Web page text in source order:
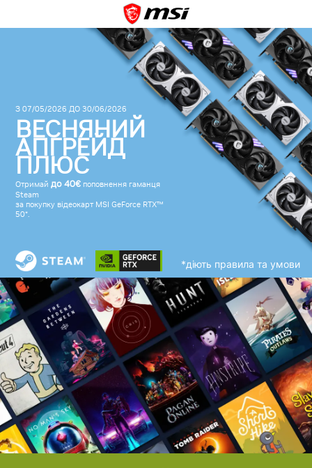
З 07/05/2026 ДО 30/06/2026
ВЕСНЯНИЙ
АПГРЕЙД
ПЛЮС
Отримайдо 40€ поповнення гаманця
Steam
за покупку відеокарт MSI GeForce RTX™
50*.
*діють правила та умови